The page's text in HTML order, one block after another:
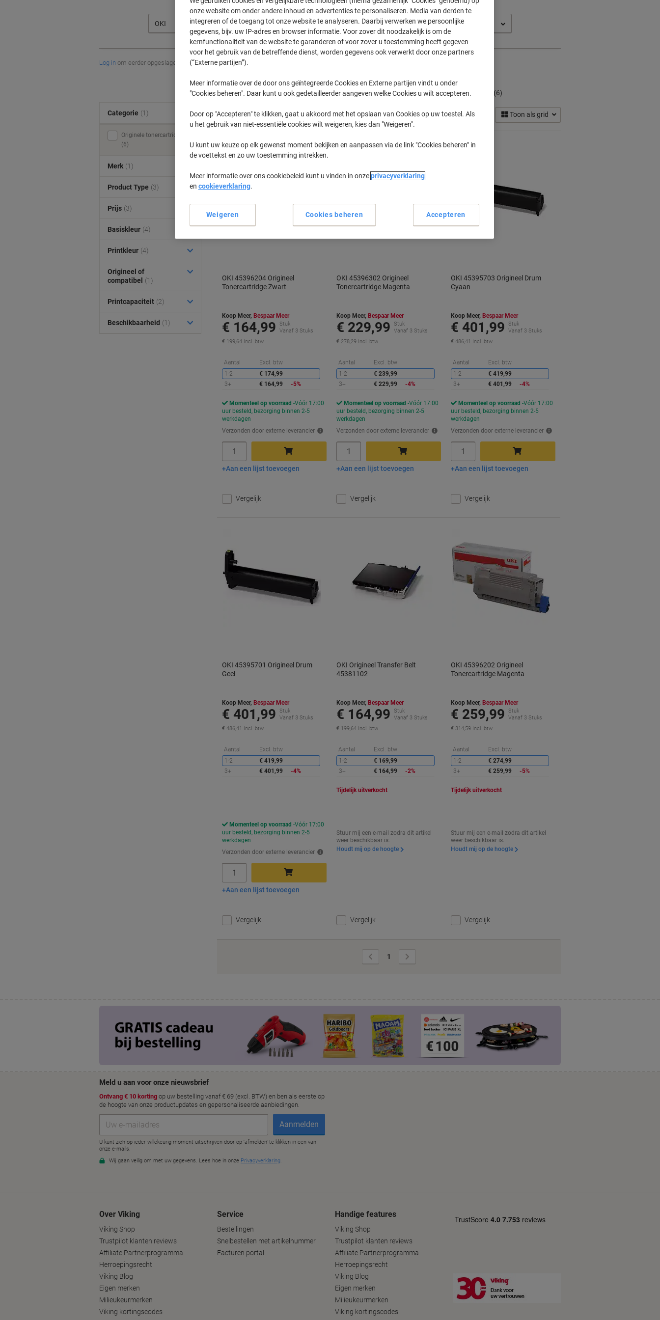
OKI MC OKI MC 780 DFNVFAX
Log in om eerder opgeslagen printers en/of eerder gekochte cartridges te tonen
OKI MC 780 DFNVFAX Printer Toner Cartridges (6)
Sorteer op: Toon als grid
OKI 45396204 Origineel
Tonercartridge Zwart
Koop Meer, Bespaar Meer
€ 164,99
Stuk
Vanaf 3 Stuks
€ 199,64 Incl. btw
Aantal Excl. btw
Korting
1-2
€ 174,99
3+
€ 164,99 -5%
Momenteel op voorraad Vóór 17:00
uur besteld, bezorging binnen 2-5
werkdagen
Verzonden door externe leverancier
In winkelwagen
Aan een lijst toevoegen
Vergelijk
OKI 45396302 Origineel
Tonercartridge Magenta
Koop Meer, Bespaar Meer
€ 229,99
Stuk
Vanaf 3 Stuks
€ 278,29 Incl. btw
Aantal Excl. btw
Korting
1-2
€ 239,99
3+
€ 229,99 -4%
Momenteel op voorraad Vóór 17:00
uur besteld, bezorging binnen 2-5
werkdagen
Verzonden door externe leverancier
In winkelwagen
Aan een lijst toevoegen
Vergelijk
OKI 45395703 Origineel Drum
Cyaan
Koop Meer, Bespaar Meer
€ 401,99
Stuk
Vanaf 3 Stuks
€ 486,41 Incl. btw
Aantal Excl. btw
1-2
€ 419,99
3+
€ 401,99 -4%
Momenteel op voorraad Vóór 17:00
uur besteld, bezorging binnen 2-5
werkdagen
Verzonden door externe leverancier
In winkelwagen
Aan een lijst toevoegen
Vergelijk
OKI 45395701 Origineel Drum
Geel
Koop Meer, Bespaar Meer
€ 401,99
Stuk
Vanaf 3 Stuks
€ 486,41 Incl. btw
Aantal Excl. btw
Korting
1-2
€ 419,99
3+
€ 401,99 -4%
Momenteel op voorraad Vóór 17:00
uur besteld, bezorging binnen 2-5
werkdagen
Verzonden door externe leverancier
In winkelwagen
Aan een lijst toevoegen
Vergelijk
OKI Origineel Transfer Belt
45381102
Koop Meer, Bespaar Meer
€ 164,99
Stuk
Vanaf 3 Stuks
€ 199,64 Incl. btw
Aantal Excl. btw
Korting
1-2
€ 169,99
3+
€ 164,99 -2%
Tijdelijk uitverkocht
Stuur mij een e-mail zodra dit artikel
weer beschikbaar is.
Houdt mij op de hoogte
Vergelijk
OKI 45396202 Origineel
Tonercartridge Magenta
Koop Meer, Bespaar Meer
€ 259,99
Stuk
Vanaf 3 Stuks
€ 314,59 Incl. btw
Aantal Excl. btw
1-2
€ 274,99
3+
€ 259,99 -5%
Tijdelijk uitverkocht
Stuur mij een e-mail zodra dit artikel
weer beschikbaar is.
Houdt mij op de hoogte
Vergelijk
Vorige
pagina
1
pagina
Categorie (1)
Originele tonercartridges
(6)
Merk (1)
Product Type (3)
Prijs (3)
Basiskleur (4)
Printkleur (4)
Origineel of
compatibel
(1)
Printcapaciteit (2)
Beschikbaarheid (1)
Over Viking
Viking Shop
Trustpilot klanten reviews
Affiliate Partnerprogramma
Herroepingsrecht
Viking Blog
Eigen merken
Milieukeurmerken
Viking kortingscodes
Service
Bestellingen
Snelbestellen met artikelnummer
Facturen portal
Handige features
Viking Shop
Trustpilot klanten reviews
Affiliate Partnerprogramma
Herroepingsrecht
Viking Blog
Eigen merken
Milieukeurmerken
Viking kortingscodes
onze website om onder andere inhoud en advertenties te personaliseren. Media van derden te
integreren of de toegang tot onze website te analyseren. Daarbij verwerken we persoonlijke
gegevens, bijv. uw IP-adres en browser informatie. Voor zover dit noodzakelijk is om de
kernfunctionaliteit van de website te garanderen of voor zover u toestemming heeft gegeven
voor het gebruik van de betreffende dienst, worden gegevens ook verwerkt door onze partners
(“Externe partijen”).
Meer informatie over de door ons geïntegreerde Cookies en Externe partijen vindt u onder
"Cookies beheren". Daar kunt u ook gedetailleerder aangeven welke Cookies u wilt accepteren.
Door op "Accepteren" te klikken, gaat u akkoord met het opslaan van Cookies op uw toestel. Als
u het gebruik van niet-essentiële cookies wilt weigeren, kies dan "Weigeren".
U kunt uw keuze op elk gewenst moment bekijken en aanpassen via de link "Cookies beheren" in
de voettekst en zo uw toestemming intrekken.
Meer informatie over ons cookiebeleid kunt u vinden in onzeprivacyverklaring
en cookieverklaring.
Cookies beheren
Weigeren Accepteren